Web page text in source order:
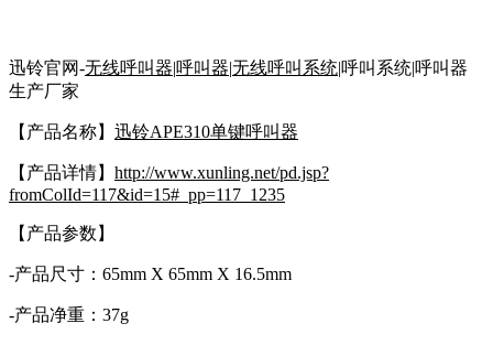
迅铃官网-无线呼叫器|呼叫器|无线呼叫系统|呼叫系统|呼叫器
生产厂家
【产品名称】 迅铃APE310单键呼叫器
【产品详情】 http://www.xunling.net/pd.jsp?
fromColId=117&id=15#_pp=117_1235
【产品参数】
-产品尺寸：65mm X 65mm X 16.5mm
-产品净重：37g